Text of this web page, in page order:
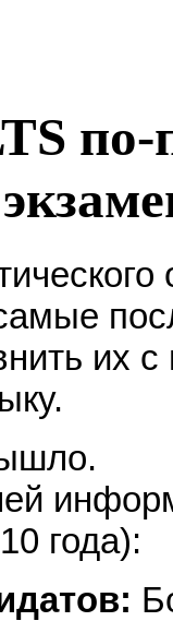
их с
года):